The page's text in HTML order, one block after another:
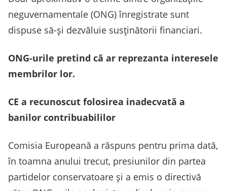
neguvernamentale (ONG) înregistrate sunt
dispuse să-și dezvăluie susținătorii financiari.
ONG-urile pretind că ar reprezanta interesele
membrilor lor.
CE a recunoscut folosirea inadecvată a
banilor contribuabililor
Comisia Europeană a răspuns pentru prima dată,
în toamna anului trecut, presiunilor din partea
partidelor conservatoare și a emis o directivă